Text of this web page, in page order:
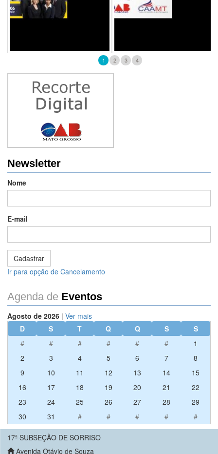
1 2 3 4
Newsletter
Nome
E-mail
Ir para opção de Cancelamento
Agenda de Eventos
Agosto de 2026 | Ver mais
D
S T Q Q S
S
#
# # # # #
1
2
3 4 5 6 7
8
9
10 11 12 13 14
15
16
17 18 19 20 21
22
23
24 25 26 27 28
29
30
31 # # # # #
17ª SUBSEÇÃO DE SORRISO
Avenida Otávio de Souza